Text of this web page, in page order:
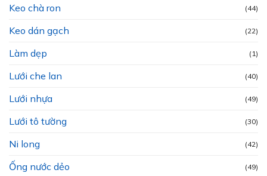
Keo chà ron (44)
Keo dán gạch (22)
Làm dẹp (1)
Lưới che lan (40)
Lưới nhựa (49)
Lưới tô tường (30)
Ni long (42)
Ống nước dẻo (49)